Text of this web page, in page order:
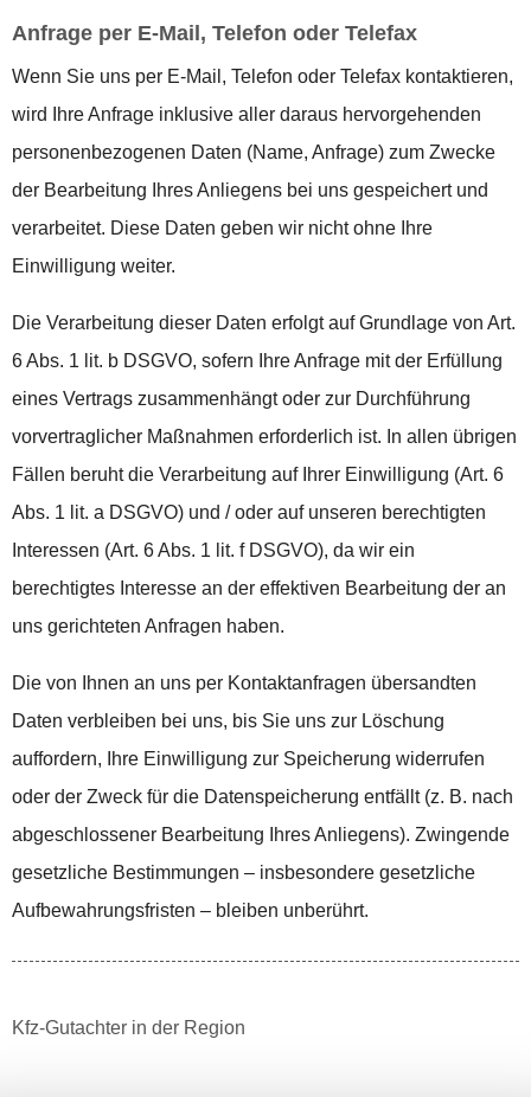
Anfrage per E-Mail, Telefon oder Telefax
Wenn Sie uns per E-Mail, Telefon oder Telefax kontaktieren,
wird Ihre Anfrage inklusive aller daraus hervorgehenden
personenbezogenen Daten (Name, Anfrage) zum Zwecke
der Bearbeitung Ihres Anliegens bei uns gespeichert und
verarbeitet. Diese Daten geben wir nicht ohne Ihre
Einwilligung weiter.
Die Verarbeitung dieser Daten erfolgt auf Grundlage von Art.
6 Abs. 1 lit. b DSGVO, sofern Ihre Anfrage mit der Erfüllung
eines Vertrags zusammenhängt oder zur Durchführung
vorvertraglicher Maßnahmen erforderlich ist. In allen übrigen
Fällen beruht die Verarbeitung auf Ihrer Einwilligung (Art. 6
Abs. 1 lit. a DSGVO) und / oder auf unseren berechtigten
Interessen (Art. 6 Abs. 1 lit. f DSGVO), da wir ein
berechtigtes Interesse an der effektiven Bearbeitung der an
uns gerichteten Anfragen haben.
Die von Ihnen an uns per Kontaktanfragen übersandten
Daten verbleiben bei uns, bis Sie uns zur Löschung
auffordern, Ihre Einwilligung zur Speicherung widerrufen
oder der Zweck für die Datenspeicherung entfällt (z. B. nach
abgeschlossener Bearbeitung Ihres Anliegens). Zwingende
gesetzliche Bestimmungen – insbesondere gesetzliche
Aufbewahrungsfristen – bleiben unberührt.
Kfz-Gutachter in der Region